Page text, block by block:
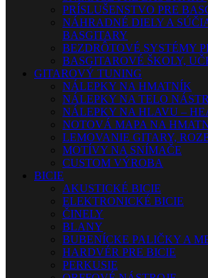
PRÍSLUŠENSTVO PRE
NÁHRADNÉ DIELY A
BASGITARY
BEZDRÔTOVÉ SYSTÉMY
BASGITAROVÉ ŠKOLY,
GITAROVÝ TUNING
NÁLEPKY NA HMATNÍK
NÁLEPKY NA TELO
NÁLEPKY NA HLAVU –
NOTOVÁ MAPA NA
LEMOVANIE GITARY,
MOTÍVY NA SNÍMAČE
CUSTOM VÝROBA
BICIE
AKUSTICKÉ BICIE
ELEKTRONICKÉ BICIE
ČINELY
BLANY
BUBENÍCKE PALIČKY A
HARDVÉR PRE BICIE
PERKUSIE